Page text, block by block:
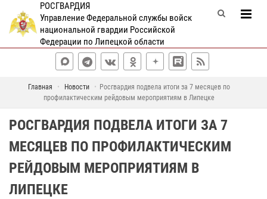
РОСГВАРДИЯ
Управление Федеральной службы войск
национальной гвардии Российской
Федерации по Липецкой области
Главная Новости
Росгвардия подвела итоги за 7 месяцев по
профилактическим рейдовым мероприятиям в Липецке
РОСГВАРДИЯ ПОДВЕЛА ИТОГИ ЗА 7
МЕСЯЦЕВ ПО ПРОФИЛАКТИЧЕСКИМ
РЕЙДОВЫМ МЕРОПРИЯТИЯМ В
ЛИПЕЦКЕ